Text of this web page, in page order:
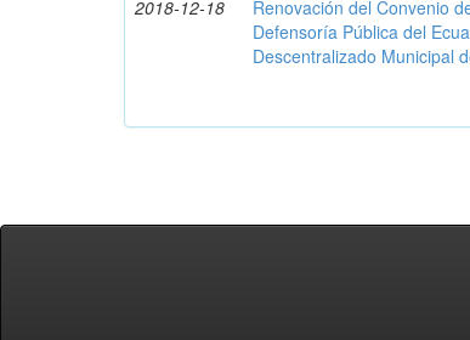
2018-12-18
Renovación del Convenio
Defensoría Pública del
Descentralizado Municipal